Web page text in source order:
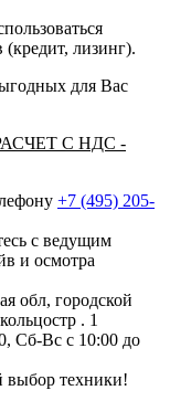
лизинг).
для Вас
С НДС -
+7 (495) 205-
с ведущим
и осмотра
обл, городской
. 1
Сб-Вс с 10:00 до
выбор техники!